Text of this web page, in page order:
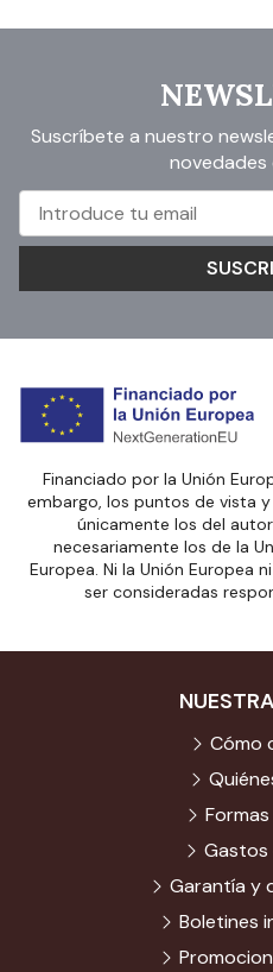
Suscríbete a nuestro
novedades
Financiado por la Unión
embargo, los puntos de vista
únicamente los del
necesariamente los de la
Europea. Ni la Unión Europea
ser consideradas
Cómo
Gastos
Garantía y
Boletines